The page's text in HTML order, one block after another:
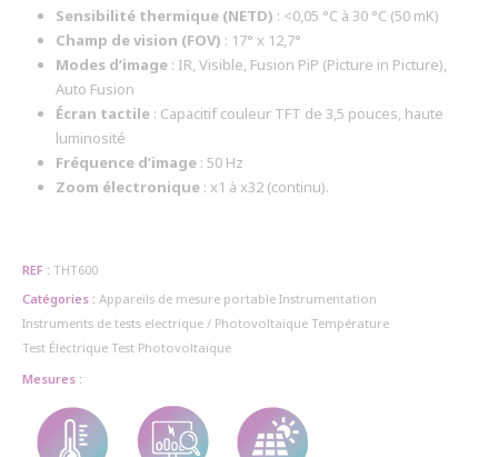
Sensibilité thermique (NETD) : <0,05 °C à 30 °C (50 mK)
Champ de vision (FOV) : 17° x 12,7°
Modes d’image: IR, Visible, Fusion PiP (Picture in Picture),
Auto Fusion
Écran tactile: Capacitif couleur TFT de 3,5 pouces, haute
luminosité
Fréquence d’image: 50 Hz
Zoom électronique: x1 à x32 (continu).
REF : THT600
Catégories : Appareils de mesure portable Instrumentation
Instruments de tests electrique / Photovoltaïque Température
Test Électrique Test Photovoltaïque
Mesures :